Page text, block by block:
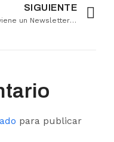
SIGUIENTE
¿Conviene un Newsletter en mi página web?
para publicar